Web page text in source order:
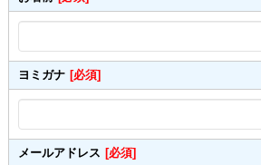
ヨミガナ [必須]
メールアドレス [必須]